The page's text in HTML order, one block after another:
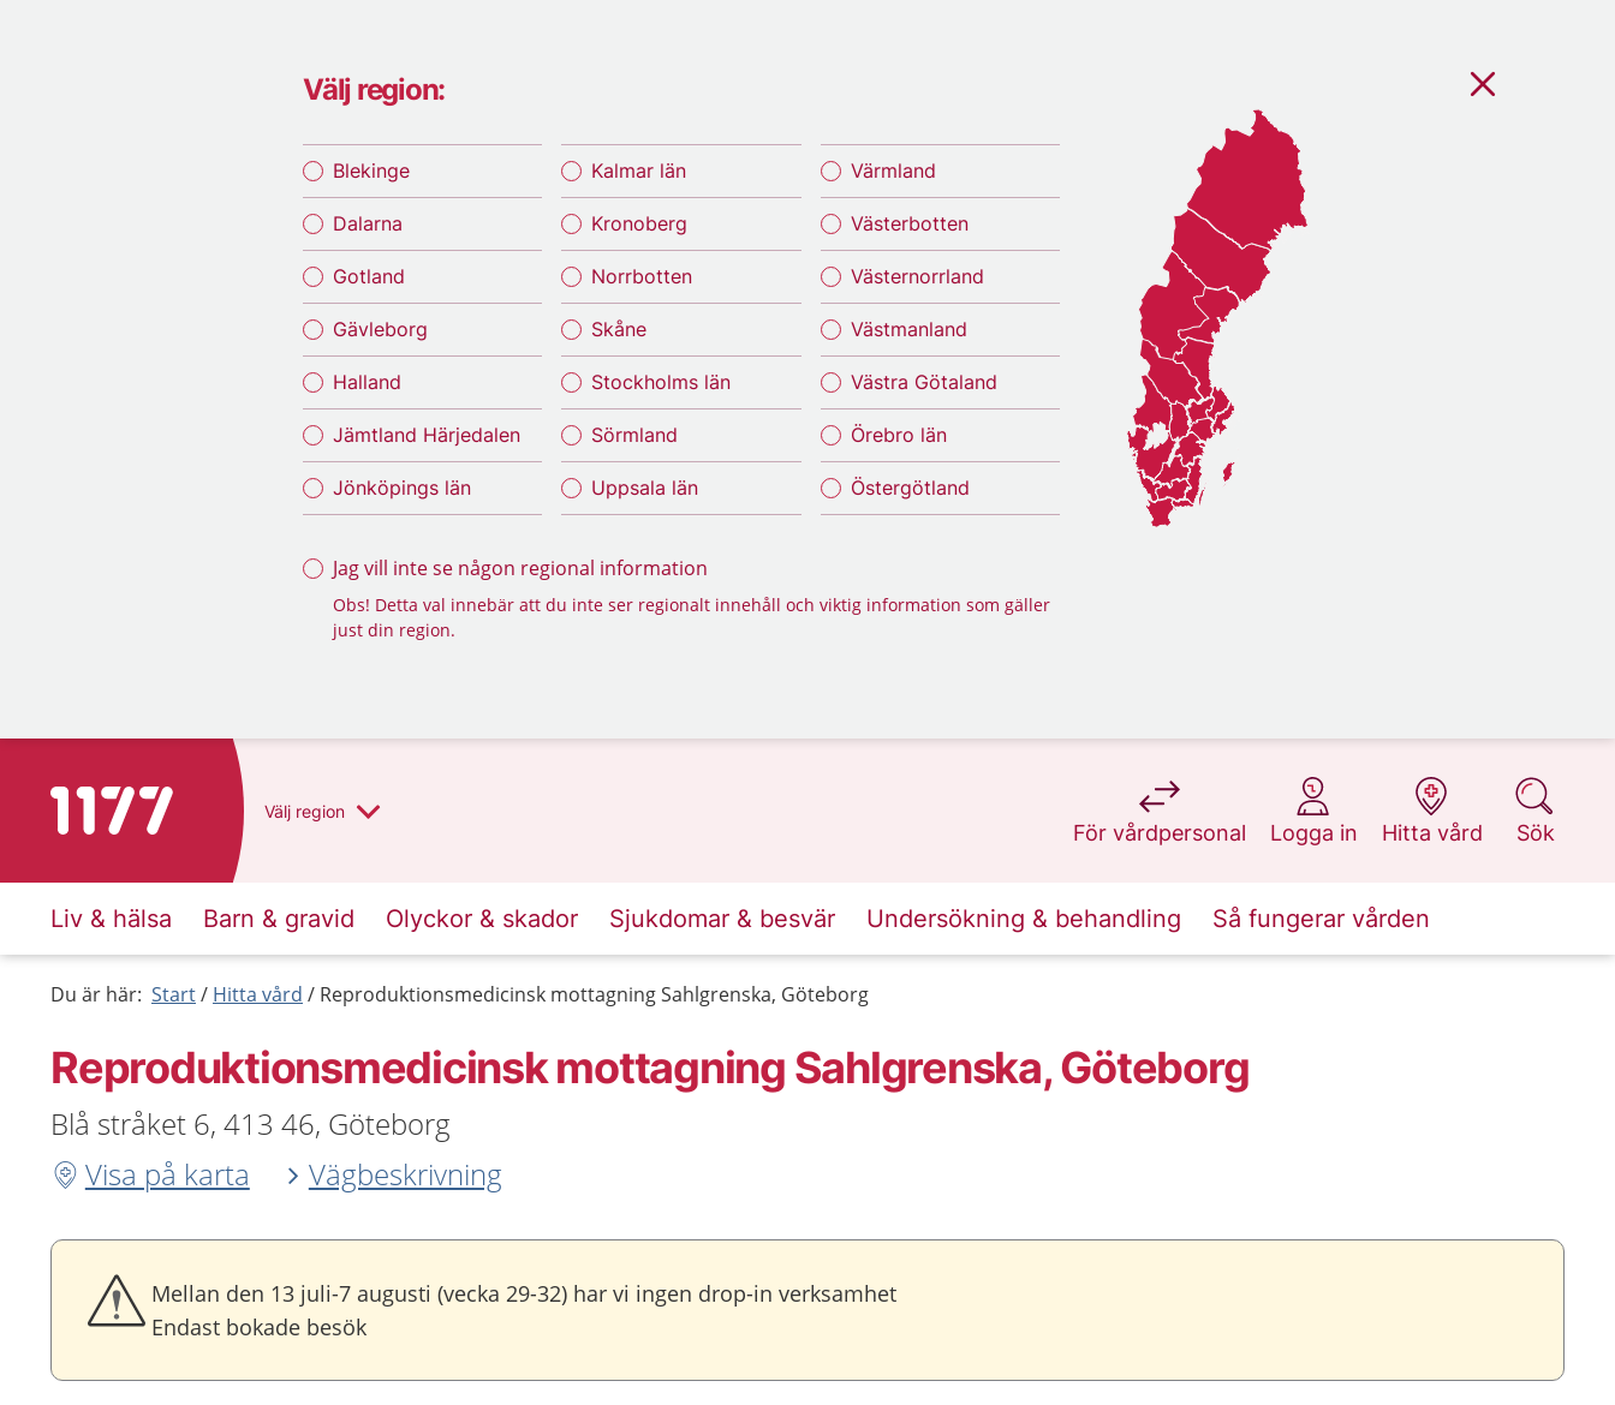
Välj region:
Blekinge
Dalarna
Gotland
Gävleborg
Halland
Jämtland Härjedalen
Jönköpings län
Kalmar län
Kronoberg
Norrbotten
Skåne
Stockholms län
Sörmland
Uppsala län
Värmland
Västerbotten
Västernorrland
Västmanland
Västra Götaland
Örebro län
Östergötland
Jag vill inte se någon regional information
Obs! Detta val innebär att du inte ser regionalt innehåll och viktig information som gäller
just din region.
Till startsidan för 1177 Välj region
För vårdpersonal
på 1177.se
Logga in
på 1177.se
Hitta vård
på 1177.se
Sök
på 1177.se
Liv & hälsa Barn & gravid Olyckor & skador Sjukdomar & besvär Undersökning & behandling Så fungerar vården
Du är här: Start Hitta vård Reproduktionsmedicinsk mottagning Sahlgrenska, Göteborg
Reproduktionsmedicinsk mottagning Sahlgrenska, Göteborg
Blå stråket 6, 413 46, Göteborg
Visa på karta
Vägbeskrivning
Mellan den 13 juli-7 augusti (vecka 29-32) har vi ingen drop-in verksamhet
Endast bokade besök